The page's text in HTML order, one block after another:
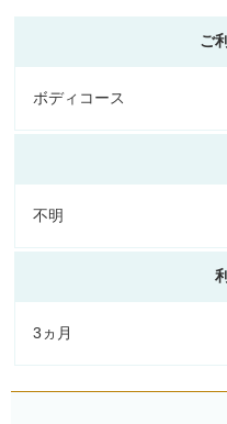
ご
ボディコース
不明
3ヵ月